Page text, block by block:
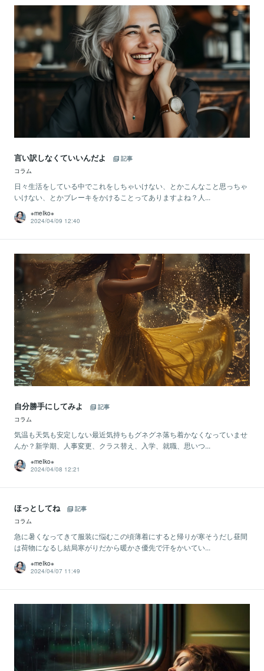
言い訳しなくていいんだよ
記事
コラム
日々生活をしている中でこれをしちゃいけない、とかこんなこと思っちゃ
いけない、とかブレーキをかけることってありますよね？人...
※meIko※
2024/04/09 12:40
自分勝手にしてみよ
記事
コラム
気温も天気も安定しない最近気持ちもグネグネ落ち着かなくなっていませ
んか？新学期、人事変更、クラス替え、入学、就職、思いつ...
※meIko※
2024/04/08 12:21
ほっとしてね
記事
コラム
急に暑くなってきて服装に悩むこの頃薄着にすると帰りが寒そうだし昼間
は荷物になるし結局寒がりだから暖かさ優先で汗をかいてい...
※meIko※
2024/04/07 11:49